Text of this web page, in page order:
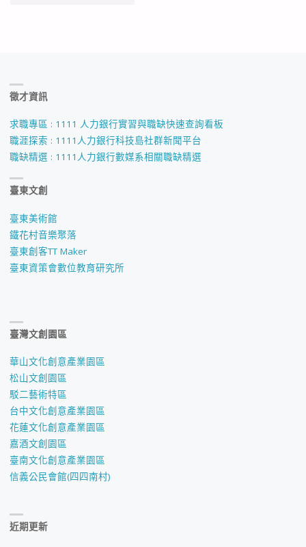
賀
第
冠
徵才資訊
求職專區 : 1111 人力銀行實習與職缺快速查詢看板
職涯探索 : 1111人力銀行科技島社群新聞平台
職缺精選 : 1111人力銀行數媒系相關職缺精選
臺東文創
臺東美術館
鐵花村音樂聚落
臺東創客TT Maker
臺東資策會數位教育研究所
臺灣文創園區
華山文化創意產業園區
松山文創園區
駁二藝術特區
台中文化創意產業園區
花蓮文化創意產業園區
嘉酒文創園區
臺南文化創意產業園區
信義公民會館(四四南村)
近期更新